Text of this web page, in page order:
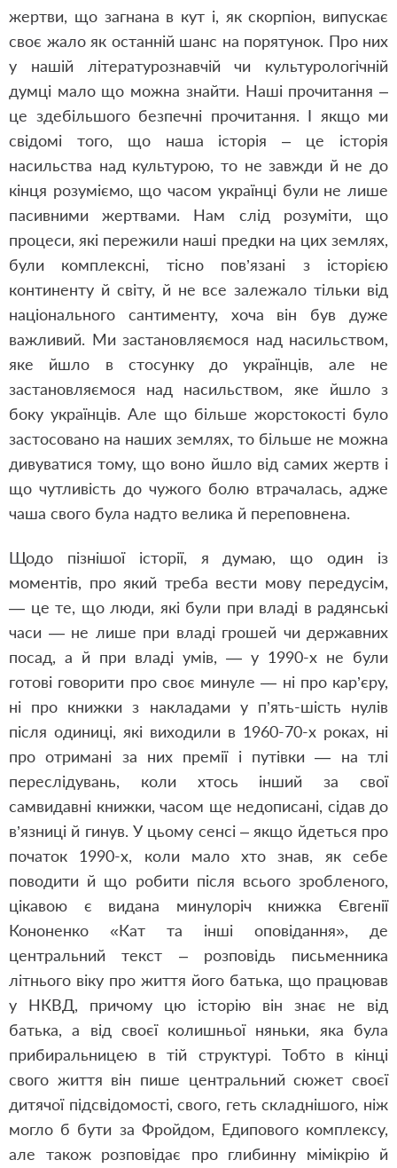
жертви, що загнана в кут і, як скорпіон, випускає
своє жало як останній шанс на порятунок. Про них
у нашій літературознавчій чи культурологічній
думці мало що можна знайти. Наші прочитання –
це здебільшого безпечні прочитання. І якщо ми
свідомі того, що наша історія – це історія
насильства над культурою, то не завжди й не до
кінця розуміємо, що часом українці були не лише
пасивними жертвами. Нам слід розуміти, що
процеси, які пережили наші предки на цих землях,
були комплексні, тісно пов’язані з історією
континенту й світу, й не все залежало тільки від
національного сантименту, хоча він був дуже
важливий. Ми застановляємося над насильством,
яке йшло в стосунку до українців, але не
застановляємося над насильством, яке йшло з
боку українців. Але що більше жорстокості було
застосовано на наших землях, то більше не можна
дивуватися тому, що воно йшло від самих жертв і
що чутливість до чужого болю втрачалась, адже
чаша свого була надто велика й переповнена.
Щодо пізнішої історії, я думаю, що один із
моментів, про який треба вести мову передусім,
— це те, що люди, які були при владі в радянські
часи — не лише при владі грошей чи державних
посад, а й при владі умів, — у 1990-х не були
готові говорити про своє минуле — ні про кар’єру,
ні про книжки з накладами у п’ять-шість нулів
після одиниці, які виходили в 1960-70-х роках, ні
про отримані за них премії і путівки — на тлі
переслідувань, коли хтось інший за свої
самвидавні книжки, часом ще недописані, сідав до
в’язниці й гинув. У цьому сенсі – якщо йдеться про
початок 1990-х, коли мало хто знав, як себе
поводити й що робити після всього зробленого,
цікавою є видана минулоріч книжка Євгенії
Кононенко «Кат та інші оповідання», де
центральний текст – розповідь письменника
літнього віку про життя його батька, що працював
у НКВД, причому цю історію він знає не від
батька, а від своєї колишньої няньки, яка була
прибиральницею в тій структурі. Тобто в кінці
свого життя він пише центральний сюжет своєї
дитячої підсвідомості, свого, геть складнішого, ніж
могло б бути за Фройдом, Едипового комплексу,
але також розповідає про глибинну мімікрію й